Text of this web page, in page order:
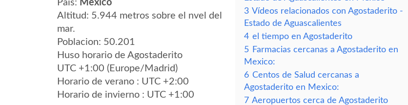
Pais: Mexico
Altitud: 5.944 metros sobre el nvel del
mar.
Poblacion: 50.201
Huso horario de Agostaderito
UTC +1:00 (Europe/Madrid)
Horario de verano : UTC +2:00
Horario de invierno : UTC +1:00
3 Vídeos relacionados con Agostaderito -
Estado de Aguascalientes
4 el tiempo en Agostaderito
5 Farmacias cercanas a Agostaderito en
Mexico:
6 Centos de Salud cercanas a
Agostaderito en Mexico:
7 Aeropuertos cerca de Agostaderito